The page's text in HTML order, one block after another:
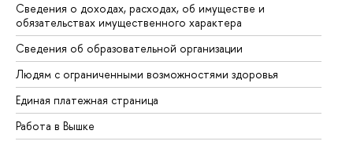
Сведения о доходах, расходах, об имуществе и
обязательствах имущественного характера
Сведения об образовательной организации
Людям с ограниченными возможностями здоровья
Единая платежная страница
Работа в Вышке